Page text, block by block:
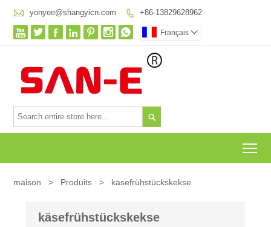
 yonyee@shangyicn.com  +86-13829628962
       Français 

maison > Produits > käsefrühstückskekse
käsefrühstückskekse